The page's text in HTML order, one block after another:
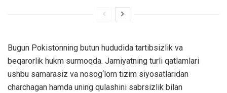
Bugun Pokistonning butun hududida tartibsizlik va
beqarorlik hukm surmoqda. Jamiyatning turli qatlamlari
ushbu samarasiz va nosog‘lom tizim siyosatlaridan
charchagan hamda uning qulashini sabrsizlik bilan